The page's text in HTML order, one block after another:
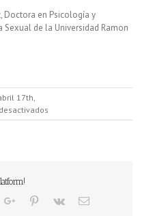
Doctora en Psicología y
de la Universidad Ramon
17th,